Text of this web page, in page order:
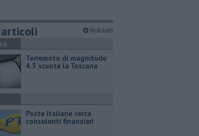
Vedi tutti
Terremoto di magnitudo
4.3 scuote la Toscana
Poste Italiane cerca
consulenti finanziari